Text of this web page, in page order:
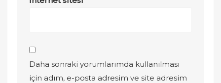
Daha sonraki yorumlarımda kullanılması
için adım, e-posta adresim ve site adresim